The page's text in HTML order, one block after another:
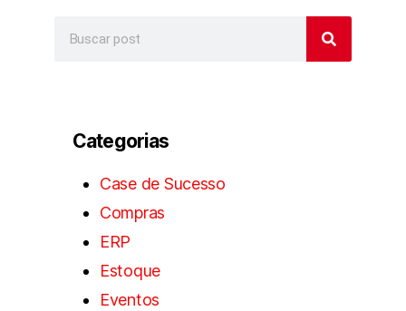
Categorias
Case de Sucesso
Compras
ERP
Estoque
Eventos